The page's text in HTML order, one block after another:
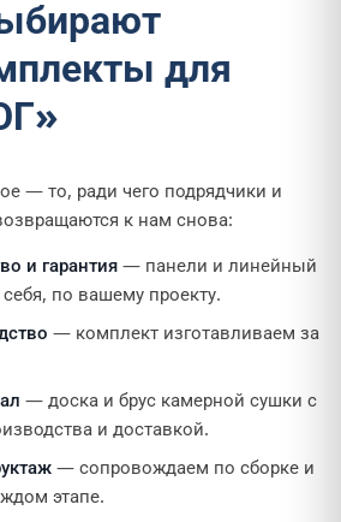
для
— то, ради чего подрядчики и
к нам снова:
и гарантия — панели и линейный
по вашему проекту.
— комплект изготавливаем за
— доска и брус камерной сушки с
и доставкой.
— сопровождаем по сборке и
этапе.